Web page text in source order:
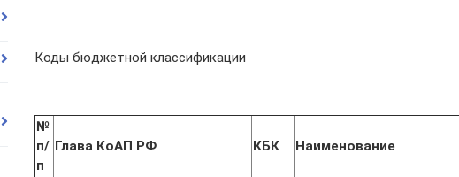
Коды бюджетной классификации
№
п/
п
Глава КоАП РФ КБК Наименование